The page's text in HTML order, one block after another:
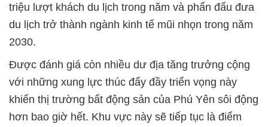
triệu lượt khách du lịch trong năm và phấn đấu đưa
du lịch trở thành ngành kinh tế mũi nhọn trong năm
2030.
Được đánh giá còn nhiều dư địa tăng trưởng cộng
với những xung lực thúc đẩy đầy triển vọng này
khiến thị trường bất động sản của Phú Yên sôi động
hơn bao giờ hết. Khu vực này sẽ tiếp tục là điểm